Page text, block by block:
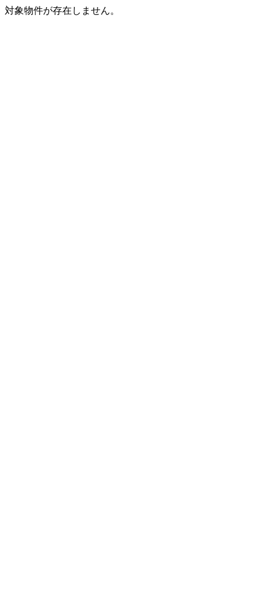
対象物件が存在しません。